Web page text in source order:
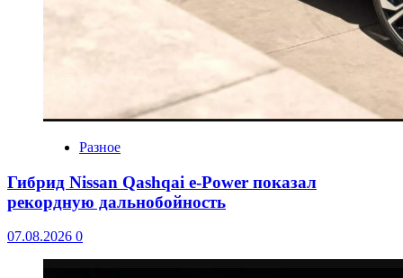
Разное
Гибрид Nissan Qashqai e-Power показал
рекордную дальнобойность
07.08.2026 0